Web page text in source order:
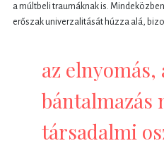
a múltbeli traumáknak is.
erőszak univerzalitását húzza alá,
az elnyomás,
bántalmazás
társadalmi